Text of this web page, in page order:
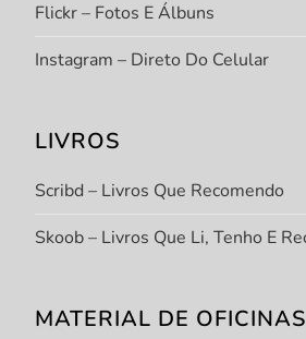
Flickr – Fotos E Álbuns
Instagram – Direto Do Celular
LIVROS
Scribd – Livros Que Recomendo
Skoob – Livros Que Li, Tenho E
MATERIAL DE OFICINAS